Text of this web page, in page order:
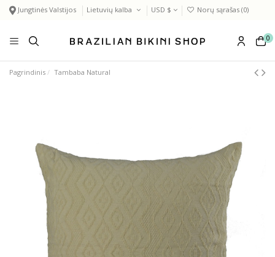
Jungtinės Valstijos Lietuvių kalba USD $ Norų sąrašas (0)
0
Pagrindinis Tambaba Natural